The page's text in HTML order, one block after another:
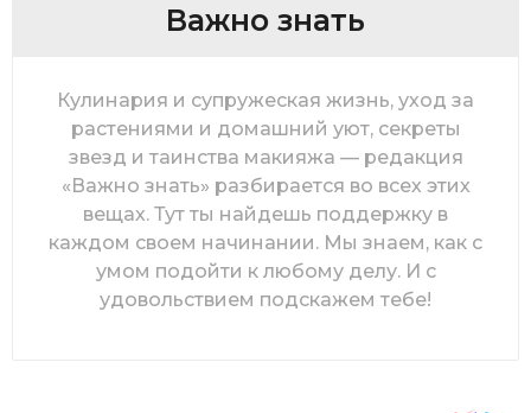
Важно знать
Кулинария и супружеская жизнь, уход за
растениями и домашний уют, секреты
звезд и таинства макияжа — редакция
«Важно знать» разбирается во всех этих
вещах. Тут ты найдешь поддержку в
каждом своем начинании. Мы знаем, как с
умом подойти к любому делу. И с
удовольствием подскажем тебе!